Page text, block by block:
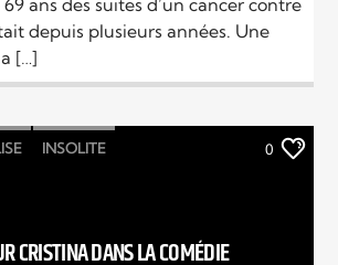
depuis plusieurs années. Une
[…]
INSOLITE 0
CRISTINA DANS LA COMÉDIE